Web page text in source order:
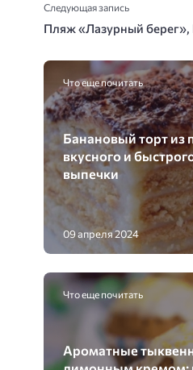
Следующая запись
Пляж «Лазурный берег»,
Что еще почитать
Банановый торт из
вкусного и
выпечки
09 апреля 2024
Что еще почитать
Ароматные